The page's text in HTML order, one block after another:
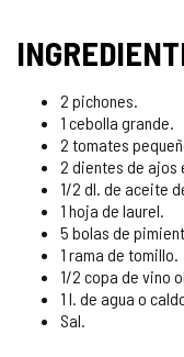
2 pichones.
1 cebolla grande.
2 tomates
2 dientes de ajos
1/2 dl. de aceite
1 hoja de laurel.
5 bolas de
1 rama de tomillo.
1/2 copa de vino
1 l. de agua o
Sal.